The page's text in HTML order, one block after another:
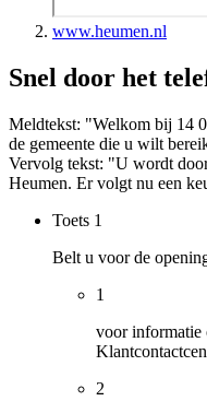
www.heumen.nl
Snel door het
Meldtekst: "Welkom bij 14
de gemeente die u wilt
Vervolg tekst: "U wordt
Heumen. Er volgt nu een
Toets 1
Belt u voor de
1
voor informatie
2